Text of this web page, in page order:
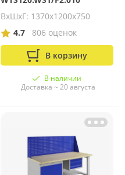
ВхШхГ: 1370х1200х750
4.7
806 оценок
В корзину
В наличии
Доставка ~ 20 августа